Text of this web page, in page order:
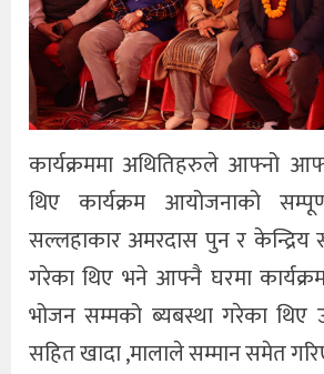
कार्यक्रममा अथितिहरुले आफ्नो
थिए कार्यक्रम आयोजनाको
सल्लहाकार अमरदास पुन र
गरेका थिए भने आफ्नै घरमा
भोजन सम्मको ब्यबस्था गरेका थिए
सहित खादा ,मालाले सम्मान समेत